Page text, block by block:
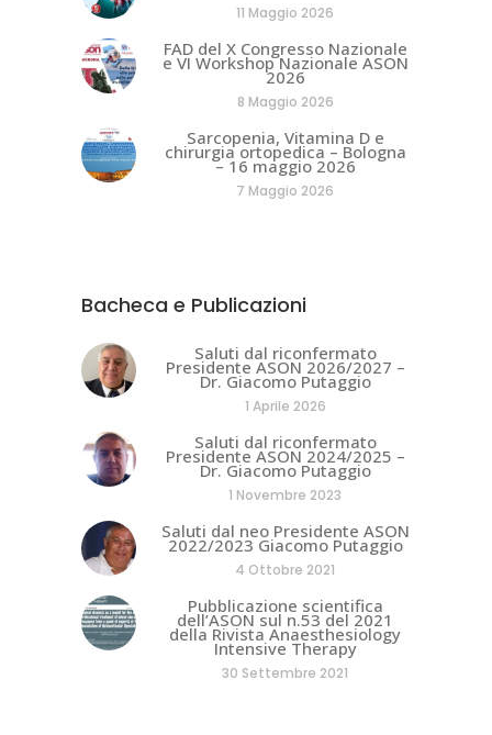
11 Maggio 2026
FAD del X Congresso Nazionale
e VI Workshop Nazionale ASON
2026
8 Maggio 2026
Sarcopenia, Vitamina D e
chirurgia ortopedica – Bologna
– 16 maggio 2026
7 Maggio 2026
Bacheca e Publicazioni
Saluti dal riconfermato
Presidente ASON 2026/2027 –
Dr. Giacomo Putaggio
1 Aprile 2026
Saluti dal riconfermato
Presidente ASON 2024/2025 –
Dr. Giacomo Putaggio
1 Novembre 2023
Saluti dal neo Presidente ASON
2022/2023 Giacomo Putaggio
4 Ottobre 2021
Pubblicazione scientifica
dell’ASON sul n.53 del 2021
della Rivista Anaesthesiology
Intensive Therapy
30 Settembre 2021